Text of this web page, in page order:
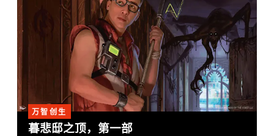
万智创生
暮悲邸之顶，第一部